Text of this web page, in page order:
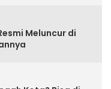
Meluncur di